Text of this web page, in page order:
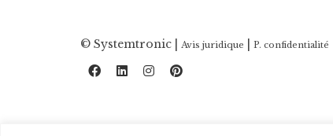
© Systemtronic | Avis juridique P. confidentialité